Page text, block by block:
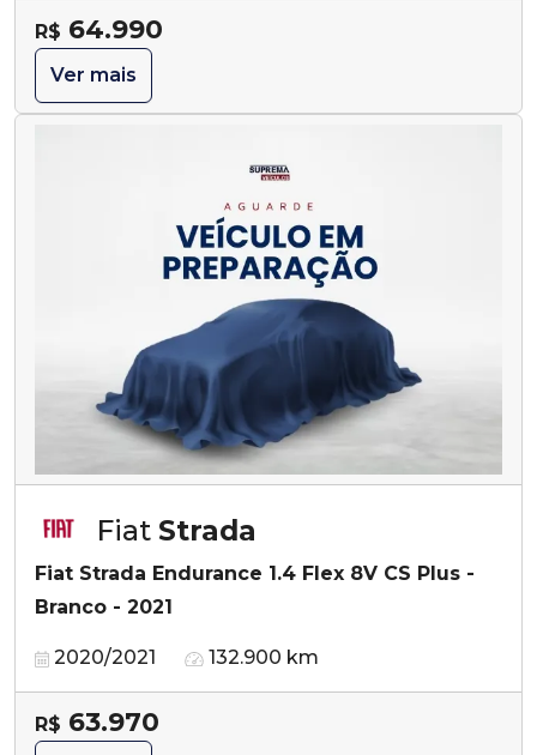
R$ 64.990
Ver mais
Fiat Strada
Fiat Strada Endurance 1.4 Flex 8V CS Plus -
Branco - 2021
2020/2021 132.900 km
R$ 63.970